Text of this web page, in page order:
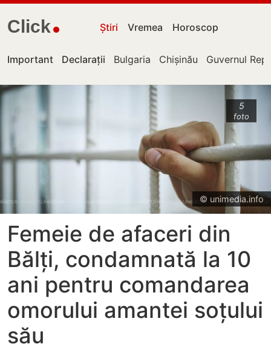
Click Știri Vremea Horoscop
Important Declarații Bulgaria Chișinău Guvernul
5
foto
© unimedia.info
Femeie de afaceri din
Bălți, condamnată la 10
ani pentru comandarea
omorului amantei soțului
său